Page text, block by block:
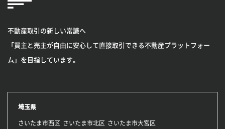
不動産取引の新しい常識へ
「買主と売主が自由に安心して直接取引できる不動産プラットフォー
ム」を目指しています。
埼玉県
さいたま市西区 さいたま市北区
さいたま市大宮区